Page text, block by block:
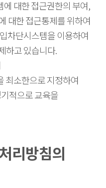
대한 접근권한의 부여,
대한 접근통제를 위하여
차단시스템을 이용하여
하고 있습니다.
최소한으로 지정하여
적으로 교육을
리방침의